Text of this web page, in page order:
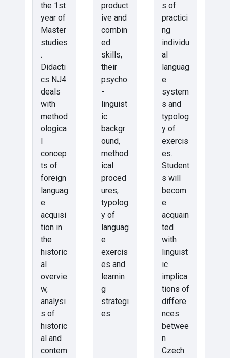
the 1st
year of
Master
studies
.
Didacti
cs NJ4
deals
with
method
ologica
concep
ts of
foreign
languag
e
acquisi
tion in
the
historic
al
overvie
w,
analysi
s of
historic
al and
contem
product
ive and
combin
ed
skills,
their
psycho
-
linguist
ic
backgr
ound,
method
ical
proced
ures,
typolog
y of
languag
e
exercis
es and
learnin
g
strategi
es
s of
practici
ng
individu
al
languag
e
system
s and
typolog
y of
exercis
es.
Student
s will
becom
e
acquain
ted
with
linguist
ic
implica
tions of
differe
nces
betwee
n
Czech